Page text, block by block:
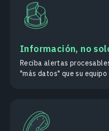
Información, no
Reciba alertas
"más datos" que su